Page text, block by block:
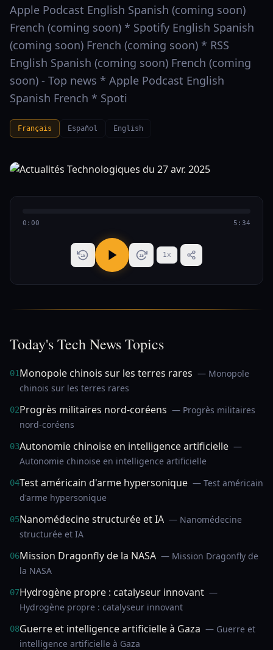
Apple Podcast English Spanish (coming soon)
French (coming soon) * Spotify English Spanish
(coming soon) French (coming soon) * RSS
English Spanish (coming soon) French (coming
soon) - Top news * Apple Podcast English
Spanish French * Spoti
Français Español English
0:00 5:34
15 15 1x
Today's Tech News Topics
01Monopole chinois sur les terres rares — Monopole
chinois sur les terres rares
02Progrès militaires nord-coréens — Progrès militaires
nord-coréens
03Autonomie chinoise en intelligence artificielle —
Autonomie chinoise en intelligence artificielle
04Test américain d'arme hypersonique — Test américain
d'arme hypersonique
05Nanomédecine structurée et IA — Nanomédecine
structurée et IA
06Mission Dragonfly de la NASA — Mission Dragonfly de
la NASA
07Hydrogène propre : catalyseur innovant —
Hydrogène propre : catalyseur innovant
08Guerre et intelligence artificielle à Gaza — Guerre et
intelligence artificielle à Gaza